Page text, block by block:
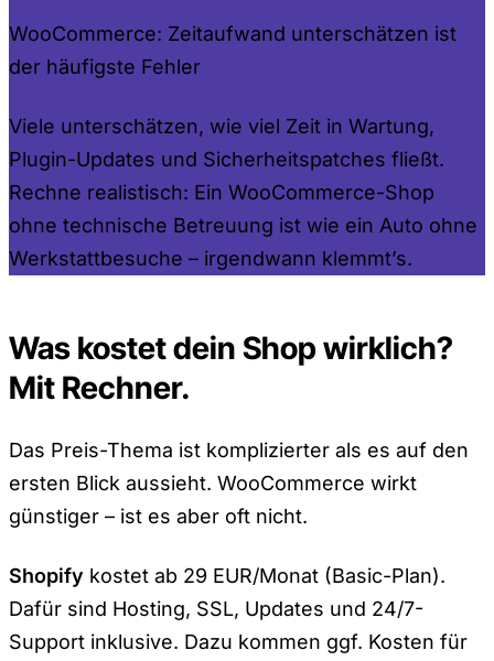
WooCommerce: Zeitaufwand unterschätzen ist
der häufigste Fehler
Viele unterschätzen, wie viel Zeit in Wartung,
Plugin-Updates und Sicherheitspatches fließt.
Rechne realistisch: Ein WooCommerce-Shop
ohne technische Betreuung ist wie ein Auto ohne
Werkstattbesuche – irgendwann klemmt’s.
Was kostet dein Shop wirklich?
Mit Rechner.
Das Preis-Thema ist komplizierter als es auf den
ersten Blick aussieht. WooCommerce wirkt
günstiger – ist es aber oft nicht.
Shopify kostet ab 29 EUR/Monat (Basic-Plan).
Dafür sind Hosting, SSL, Updates und 24/7-
Support inklusive. Dazu kommen ggf. Kosten für